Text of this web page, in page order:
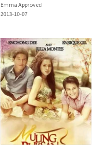
Emma Approved
2013-10-07